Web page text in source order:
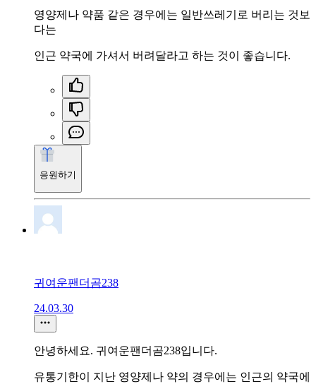
영양제나 약품 같은 경우에는 일반쓰레기로 버리는 것보
다는
인근 약국에 가셔서 버려달라고 하는 것이 좋습니다.
응원하기
귀여운팬더곰238
24.03.30
안녕하세요. 귀여운팬더곰238입니다.
유통기한이 지난 영양제나 약의 경우에는 인근의 약국에